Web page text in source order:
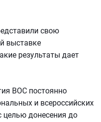
свою
выставке
результаты дает
ВОС постоянно
и всероссийских
целью донесения до